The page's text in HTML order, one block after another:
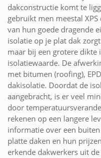
dakconstructie komt te
gebruikt men meestal
van hun goede dragende
isolatie op je plat dak
maar bij een grotere dikte
isolatiewaarde. De
met bitumen (roofing),
dakisolatie. Doordat de
aangebracht, is er veel
door
rekenen op een langere
informatie over een
platte daken en hun
erkende dakwerkers uit